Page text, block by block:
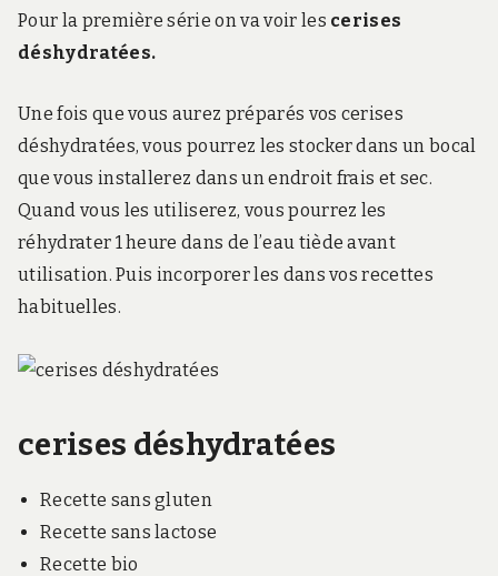
Pour la première série on va voir les cerises
déshydratées.
Une fois que vous aurez préparés vos cerises
déshydratées, vous pourrez les stocker dans un bocal
que vous installerez dans un endroit frais et sec.
Quand vous les utiliserez, vous pourrez les
réhydrater 1 heure dans de l’eau tiède avant
utilisation. Puis incorporer les dans vos recettes
habituelles.
cerises déshydratées
Recette sans gluten
Recette sans lactose
Recette bio